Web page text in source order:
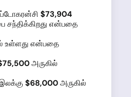
$73,904
சந்திக்கிறது என்பதை
உள்ளது என்பதை
அருகில்
$68,000அருகில்